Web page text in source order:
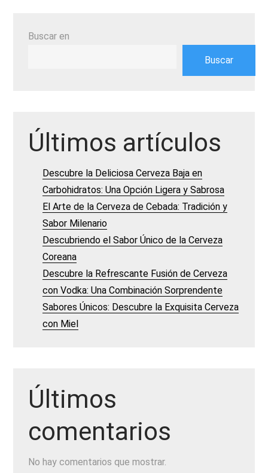
Buscar en
Buscar
Últimos artículos
Descubre la Deliciosa Cerveza Baja en
Carbohidratos: Una Opción Ligera y Sabrosa
El Arte de la Cerveza de Cebada: Tradición y
Sabor Milenario
Descubriendo el Sabor Único de la Cerveza
Coreana
Descubre la Refrescante Fusión de Cerveza
con Vodka: Una Combinación Sorprendente
Sabores Únicos: Descubre la Exquisita Cerveza
con Miel
Últimos
comentarios
No hay comentarios que mostrar.